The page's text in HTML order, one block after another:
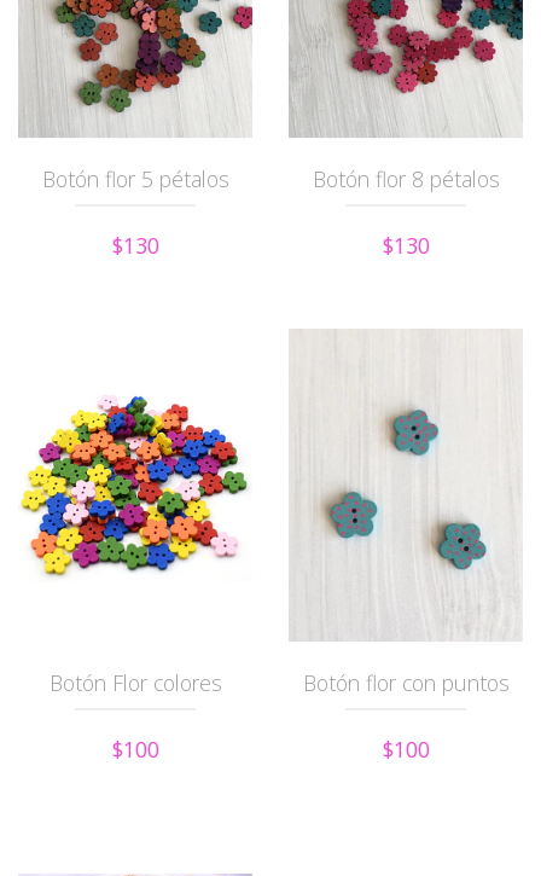
Botón flor 5 pétalos
$130
Botón flor 8 pétalos
$130
Botón Flor colores
$100
Botón flor con puntos
$100